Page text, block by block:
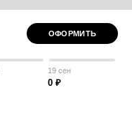
ОФОРМИТЬ
19 сен
0 ₽